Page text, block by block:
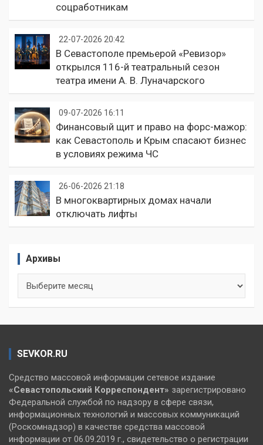
соцработникам
22-07-2026 20:42
В Севастополе премьерой «Ревизор»
открылся 116-й театральный сезон
театра имени А. В. Луначарского
09-07-2026 16:11
Финансовый щит и право на форс-мажор:
как Севастополь и Крым спасают бизнес
в условиях режима ЧС
26-06-2026 21:18
В многоквартирных домах начали
отключать лифты
Архивы
SEVKOR.RU
Средство массовой информации сетевое издание
«Севастопольский Корреспондент» зарегистрировано
Федеральной службой по надзору в сфере связи,
информационных технологий и массовых коммуникаций
(Роскомнадзор) в качестве средства массовой
информации от 06.09.2019 г., свидетельство о регистрации